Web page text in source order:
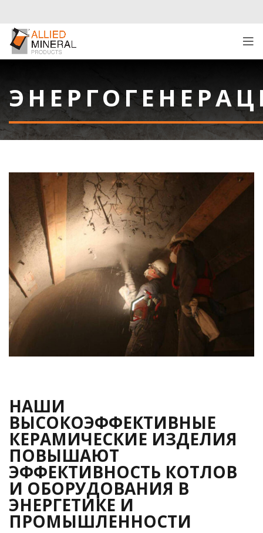
НАШИ
ВЫСОКОЭФФЕКТИВНЫЕ
КЕРАМИЧЕСКИЕ ИЗДЕЛИЯ
ПОВЫШАЮТ
ЭФФЕКТИВНОСТЬ КОТЛОВ
И ОБОРУДОВАНИЯ В
ЭНЕРГЕТИКЕ И
ПРОМЫШЛЕННОСТИ